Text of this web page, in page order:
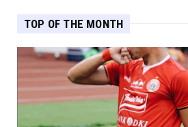
TOP OF THE MONTH